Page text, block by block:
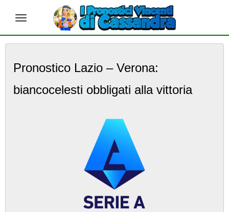
Pronostico Lazio – Verona:
biancocelesti obbligati alla vittoria